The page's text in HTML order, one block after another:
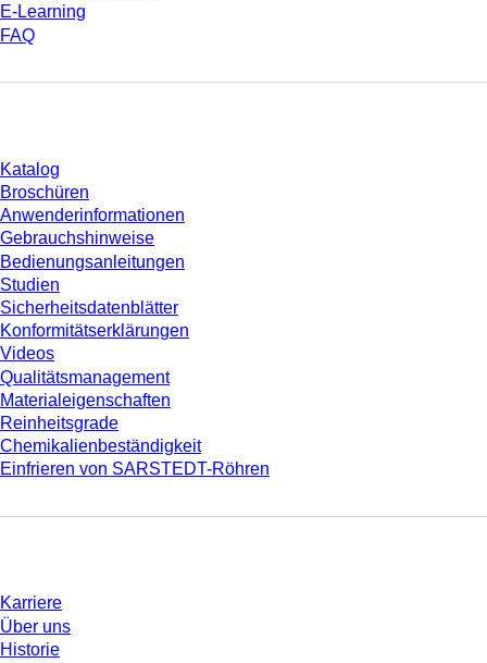
E-Learning
FAQ
Katalog
Broschüren
Anwenderinformationen
Gebrauchshinweise
Bedienungsanleitungen
Studien
Sicherheitsdatenblätter
Konformitätserklärungen
Videos
Qualitätsmanagement
Materialeigenschaften
Reinheitsgrade
Chemikalienbeständigkeit
Einfrieren von SARSTEDT-Röhren
Karriere
Über uns
Historie